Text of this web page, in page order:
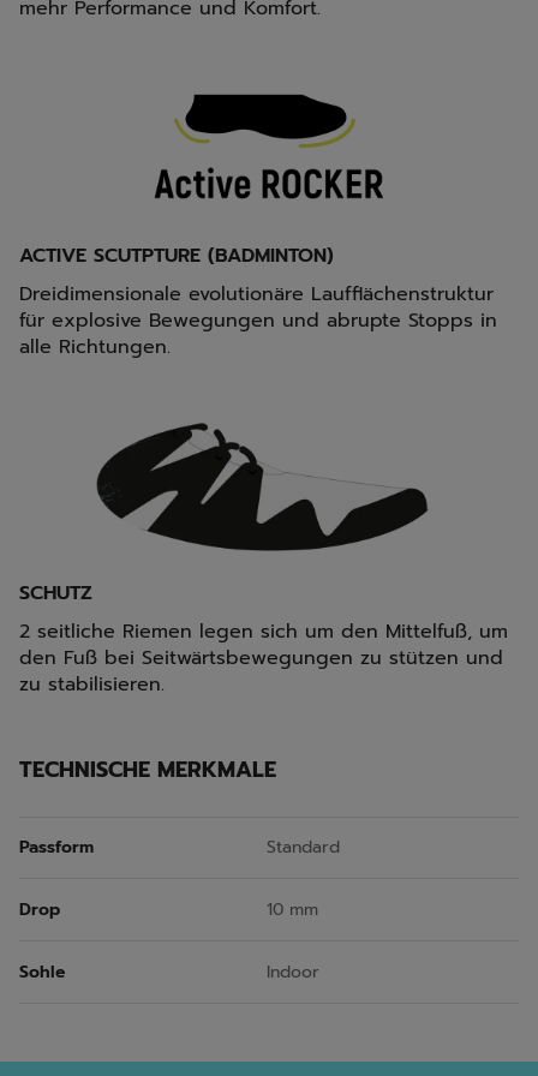
mehr Performance und Komfort.
ACTIVE SCUTPTURE (BADMINTON)
Dreidimensionale evolutionäre Laufflächenstruktur
für explosive Bewegungen und abrupte Stopps in
alle Richtungen.
SCHUTZ
2 seitliche Riemen legen sich um den Mittelfuß, um
den Fuß bei Seitwärtsbewegungen zu stützen und
zu stabilisieren.
TECHNISCHE MERKMALE
Passform Standard
Drop 10 mm
Sohle Indoor